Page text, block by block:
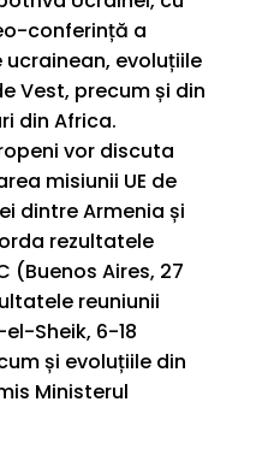
conferință a
evoluțiile
Vest, precum și din
din Africa.
vor discuta
misiunii UE de
dintre Armenia și
rezultatele
(Buenos Aires, 27
reuniunii
Sheik, 6-18
și evoluțiile din
Ministerul